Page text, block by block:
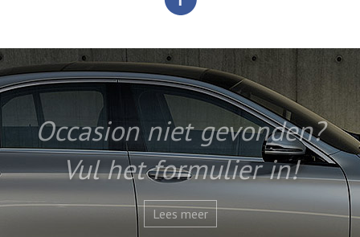
Occasion niet gevonden?
Vul het formulier in!
Lees meer